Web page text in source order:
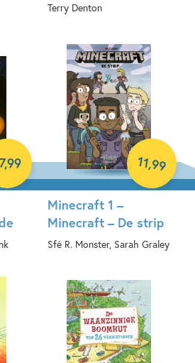
Terry Denton
,99
Minecraft 1 –
Minecraft – De strip
Sfé R. Monster, Sarah Graley
11,99